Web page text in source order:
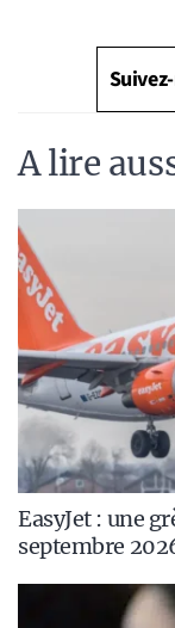
A lire
EasyJet : une
septembre